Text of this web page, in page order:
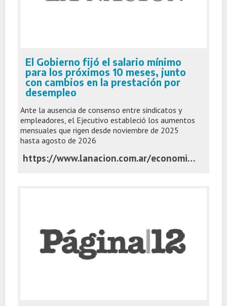
El Gobierno fijó el salario mínimo
para los próximos 10 meses, junto
con cambios en la prestación por
desempleo
Ante la ausencia de consenso entre sindicatos y
empleadores, el Ejecutivo estableció los aumentos
mensuales que rigen desde noviembre de 2025
hasta agosto de 2026
https://www.lanacion.com.ar/economia/el-gobierno-fijo-el-salario-minimo-para-los-proximos-10-meses-junto-con-cambios-en-la-prestacion-por-nid03122025/